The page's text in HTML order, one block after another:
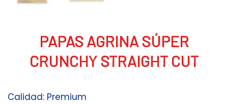
PAPAS AGRINA SÚPER
CRUNCHY STRAIGHT CUT
Calidad: Premium